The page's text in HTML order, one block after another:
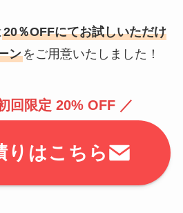
20％OFFにてお試しいただけ
ン をご用意いたしました！
回限定 20% OFF ／
りはこちら